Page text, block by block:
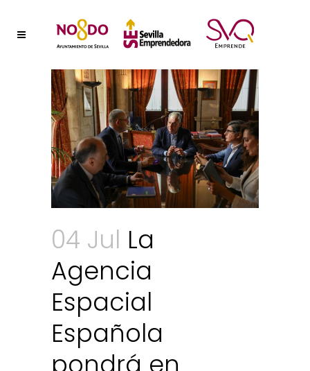
04 Jul La
Agencia
Espacial
Española